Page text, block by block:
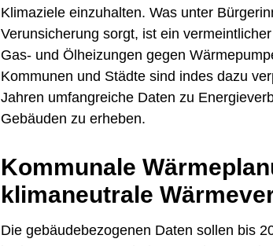
Klimaziele einzuhalten. Was unter
Verunsicherung sorgt, ist ein
Gas- und Ölheizungen gegen
Kommunen und Städte sind indes dazu
Jahren umfangreiche Daten zu
Gebäuden zu erheben.
Kommunale
klimaneutrale
Die gebäudebezogenen Daten sollen bis